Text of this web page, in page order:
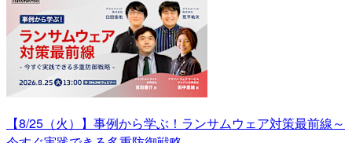
【8/25（火）】事例から学ぶ！ランサムウェア対策最前線～